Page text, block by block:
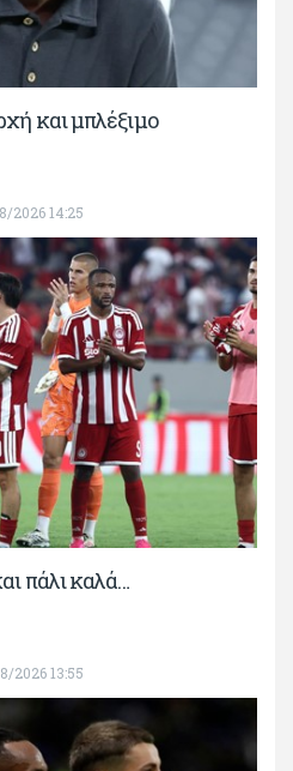
και μπλέξιμο
2026 14:25
πάλι καλά…
2026 13:55